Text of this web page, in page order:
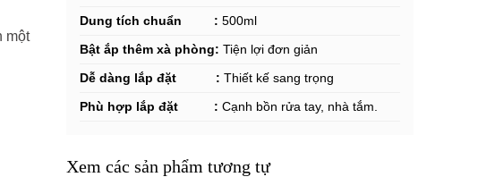
một
Dung tích chuẩn : 500ml
Bật ắp thêm xà phòng: Tiện lợi đơn giản
Dễ dàng lắp đặt : Thiết kế sang trọng
Phù hợp lắp đặt : Cạnh bồn rửa tay, nhà tắm.
Xem các sản phẩm tương tự